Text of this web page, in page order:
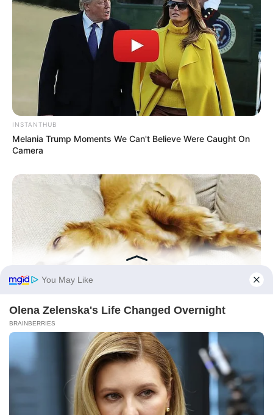
INSTANTHUB
Melania Trump Moments We Can't Believe Were Caught On
Camera
BRAINBERRIES
Tropes Hollywood Invented That Have Nothing To Do With